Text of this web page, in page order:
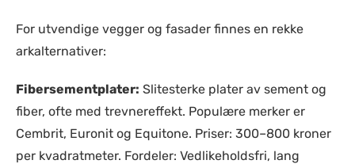
For utvendige vegger og fasader finnes en rekke
arkalternativer:
Fibersementplater: Slitesterke plater av sement og
fiber, ofte med trevnereffekt. Populære merker er
Cembrit, Euronit og Equitone. Priser: 300–800 kroner
per kvadratmeter. Fordeler: Vedlikeholdsfri, lang